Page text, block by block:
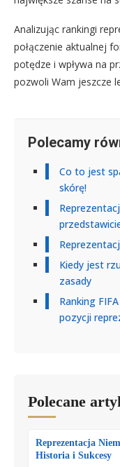
Analizując rankingi
połączenie aktualnej
potędze i wpływa na
pozwoli Wam jeszcze
Polecamy
Co to jest
skórę!
Kiedy jest
zasady
Ranking
pozycji
Polecane
Reprezentacja
Historia i Sukcesy